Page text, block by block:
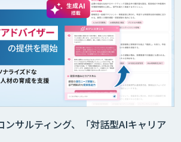
法人向けAIエージェント「OfficeAI社
2層ナレッジ×AIで顧客コミュニケーシ
ョンを効率化「ZEROCK」
ンサルティング、「対話型AIキャリア